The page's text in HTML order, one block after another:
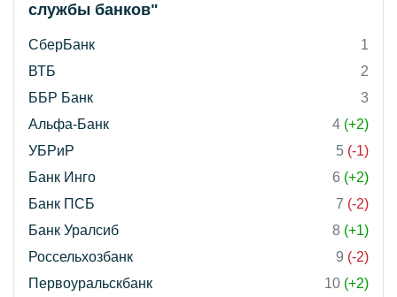
службы банков"
СберБанк
1
ВТБ
2
ББР Банк
3
Альфа-Банк
4 (+2)
УБРиР
5 (-1)
Банк Инго
6 (+2)
Банк ПСБ
7 (-2)
Банк Уралсиб
8 (+1)
Россельхозбанк
9 (-2)
Первоуральскбанк
10 (+2)